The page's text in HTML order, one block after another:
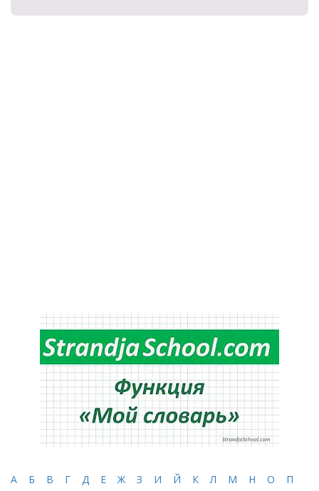
А Б В Г Д Е Ж З И Й К Л М Н О
П